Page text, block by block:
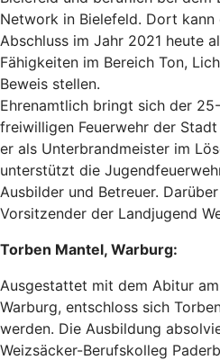
Network in Bielefeld. Dort
Abschluss im Jahr 2021 heute
Fähigkeiten im Bereich Ton,
Beweis stellen.
Ehrenamtlich bringt sich der
freiwilligen Feuerwehr der
er als Unterbrandmeister im
unterstützt die
Ausbilder und Betreuer.
Vorsitzender der Landjugend
Torben Mantel, Warburg:
Ausgestattet mit dem Abitur
Warburg, entschloss sich
werden. Die Ausbildung
Weizsäcker-Berufskolleg